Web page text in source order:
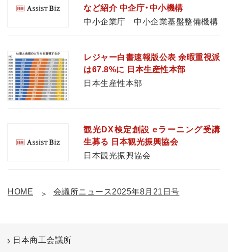
など紹介 中企庁・中小機構
中小企業庁 中小企業基盤整備機構
レジャー白書速報版公表 余暇重視派
は67.8%に 日本生産性本部
日本生産性本部
観光DX検定創設 eラーニング受講
生募る 日本観光振興協会
日本観光振興協会
HOME 会議所ニュース2025年8月21日号
日本商工会議所